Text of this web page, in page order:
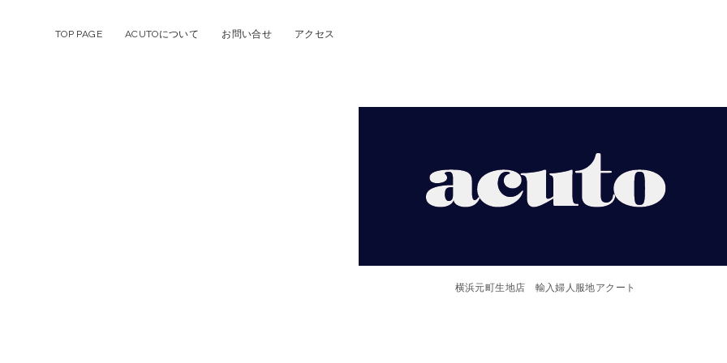
TOP PAGE ACUTOについて お問い合せ アクセス
【ACUTO】
浜
横浜元町生地店 輸入婦人服地アクート